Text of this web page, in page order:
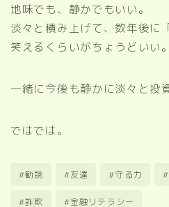
地味でも、静かでもいい。
淡々と積み上げて、数年後に
笑えるくらいがちょうどいい。
一緒に今後も静かに淡々と投
ではでは。
#勧誘 #友達 #守る力
#詐欺 #金融リテラシー